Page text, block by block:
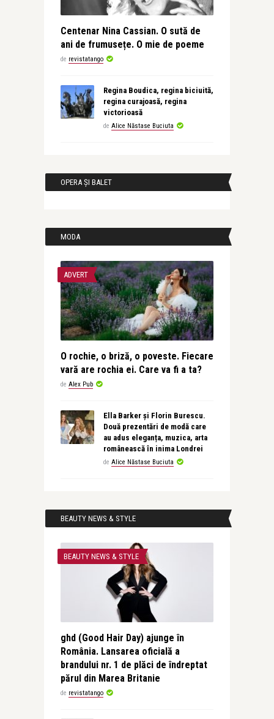
Centenar Nina Cassian. O sută de
ani de frumusețe. O mie de poeme
de revistatango
Regina Boudica, regina biciuită,
regina curajoasă, regina
victorioasă
de Alice Năstase Buciuta
OPERA ȘI BALET
MODA
ADVERT
O rochie, o briză, o poveste. Fiecare
vară are rochia ei. Care va fi a ta?
de Alex Pub
Ella Barker și Florin Burescu.
Două prezentări de modă care
au adus eleganța, muzica, arta
românească în inima Londrei
de Alice Năstase Buciuta
BEAUTY NEWS & STYLE
BEAUTY NEWS & STYLE
ghd (Good Hair Day) ajunge în
România. Lansarea oficială a
brandului nr. 1 de plăci de îndreptat
părul din Marea Britanie
de revistatango